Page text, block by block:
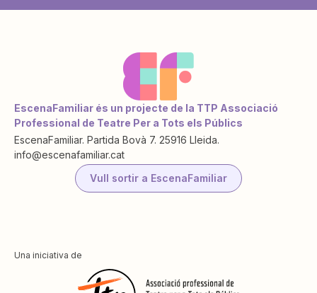
EscenaFamiliar és un projecte de la TTP Associació
Professional de Teatre Per a Tots els Públics
EscenaFamiliar. Partida Bovà 7. 25916 Lleida.
info@escenafamiliar.cat
Vull sortir a EscenaFamiliar
Una iniciativa de